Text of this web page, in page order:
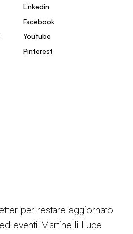
Linkedin
Facebook
Youtube
Pinterest
per restare aggiornato
eventi Martinelli Luce